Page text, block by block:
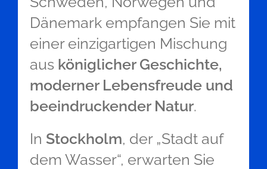
Dänemark empfangen Sie mit
einer einzigartigen Mischung
aus königlicher Geschichte,
moderner Lebensfreude und
beeindruckender Natur.
In Stockholm, der „Stadt auf
dem Wasser“, erwarten Sie